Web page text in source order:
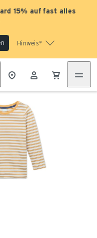
15% auf fast alles
Hinweis*